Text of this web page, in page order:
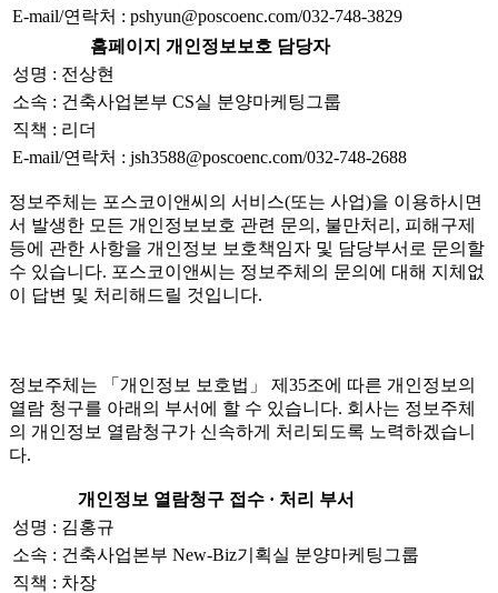
E-mail/연락처 : pshyun@poscoenc.com/032-748-3829
홈페이지 개인정보보호 담당자
성명 : 전상현
소속 : 건축사업본부 CS실 분양마케팅그룹
직책 : 리더
E-mail/연락처 : jsh3588@poscoenc.com/032-748-2688
정보주체는 포스코이앤씨의 서비스(또는 사업)을 이용하시면
서 발생한 모든 개인정보보호 관련 문의, 불만처리, 피해구제
등에 관한 사항을 개인정보 보호책임자 및 담당부서로 문의할
수 있습니다. 포스코이앤씨는 정보주체의 문의에 대해 지체없
이 답변 및 처리해드릴 것입니다.
정보주체는 「개인정보 보호법」 제35조에 따른 개인정보의
열람 청구를 아래의 부서에 할 수 있습니다. 회사는 정보주체
의 개인정보 열람청구가 신속하게 처리되도록 노력하겠습니
다.
개인정보 열람청구 접수 · 처리 부서
성명 : 김홍규
소속 : 건축사업본부 New-Biz기획실 분양마케팅그룹
직책 : 차장